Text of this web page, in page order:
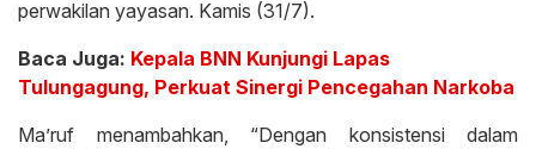
perwakilan yayasan. Kamis (31/7).
Baca Juga: Kepala BNN Kunjungi Lapas
Tulungagung, Perkuat Sinergi Pencegahan Narkoba
Ma’ruf menambahkan, “Dengan konsistensi dalam